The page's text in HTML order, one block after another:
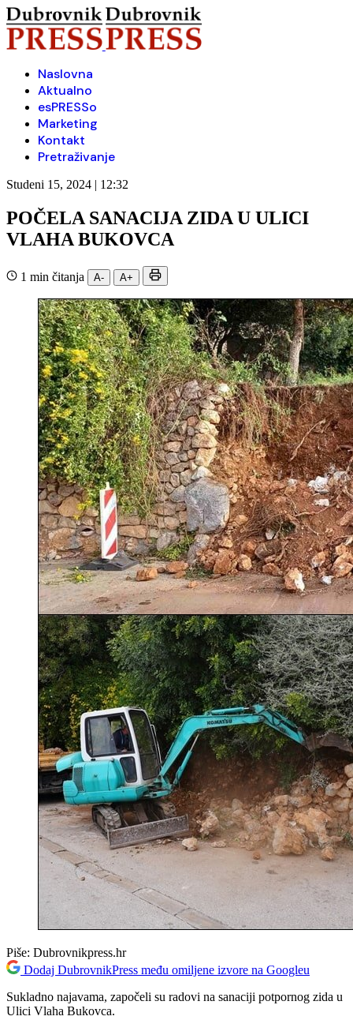
Naslovna
Aktualno
esPRESSo
Marketing
Kontakt
Pretraživanje
Studeni 15, 2024 | 12:32
POČELA SANACIJA ZIDA U ULICI
VLAHA BUKOVCA
1 min čitanja A- A+
Piše: Dubrovnikpress.hr
Dodaj DubrovnikPress među omiljene izvore na Googleu
Sukladno najavama, započeli su radovi na sanaciji potpornog zida u
Ulici Vlaha Bukovca.